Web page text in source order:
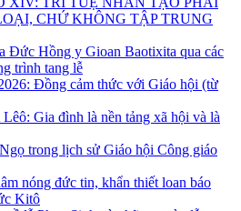
CHỨ KHÔNG TẬP TRUNG
Đức Hồng y Gioan Baotixita qua các
trình tang lễ
Đồng cảm thức với Giáo hội (từ
Gia đình là nền tảng xã hội và là
trong lịch sử Giáo hội Công giáo
nóng đức tin, khẩn thiết loan báo
Kitô